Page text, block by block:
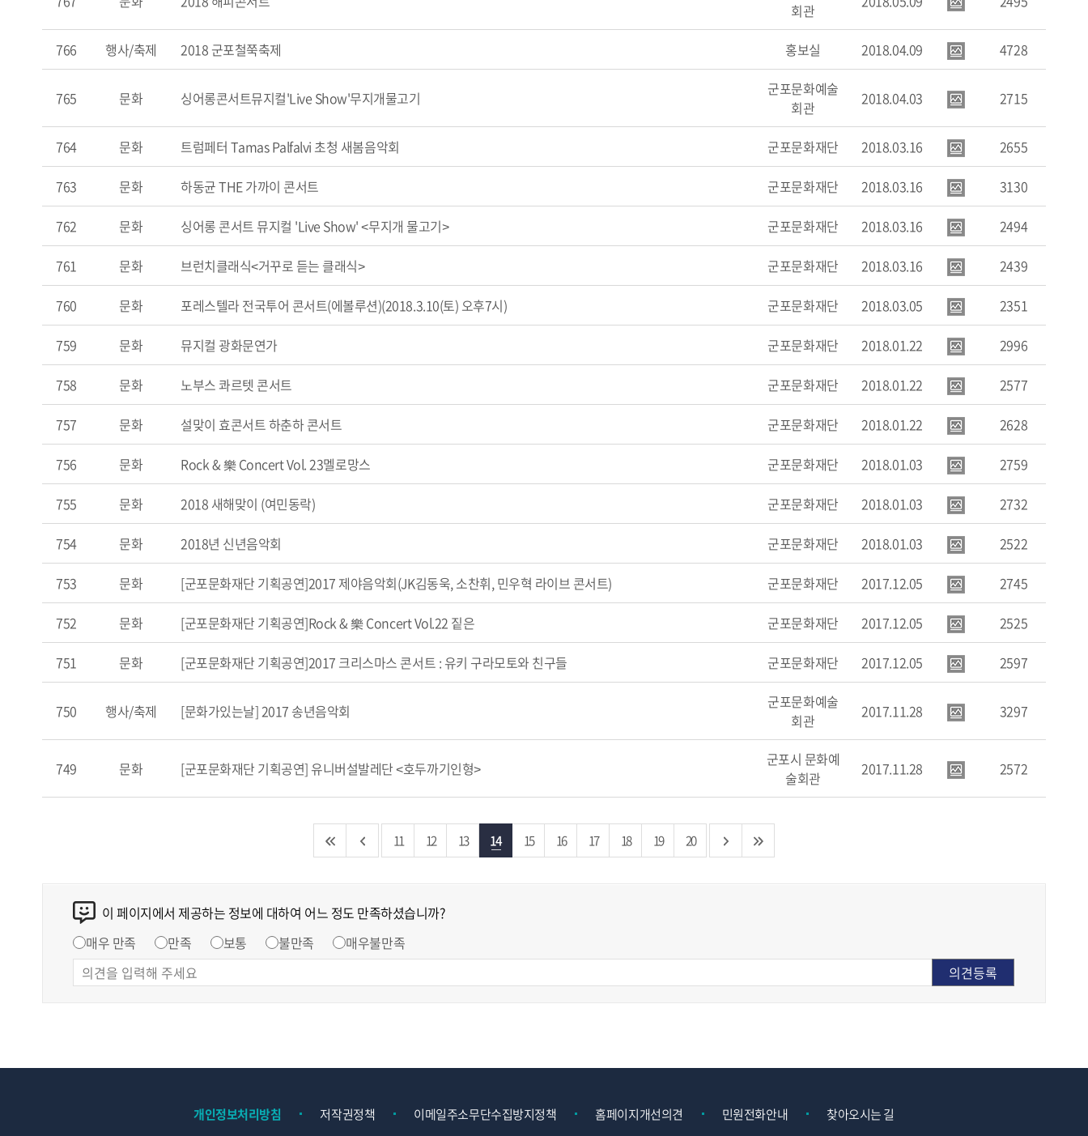
회관
766 행사/축제 2018 군포철쭉축제 홍보실 2018.04.09 4728
765 문화 싱어롱콘서트뮤지컬'Live Show'무지개물고기
군포문화예술
회관
2018.04.03 2715
764 문화 트럼페터 Tamas Palfalvi 초청 새봄음악회 군포문화재단 2018.03.16 2655
763 문화 하동균 THE 가까이 콘서트 군포문화재단 2018.03.16 3130
762 문화 싱어롱 콘서트 뮤지컬 'Live Show' <무지개 물고기> 군포문화재단 2018.03.16 2494
761 문화 브런치클래식<거꾸로 듣는 클래식> 군포문화재단 2018.03.16 2439
760 문화 포레스텔라 전국투어 콘서트(에볼루션)(2018.3.10(토) 오후7시) 군포문화재단 2018.03.05 2351
759 문화 뮤지컬 광화문연가 군포문화재단 2018.01.22 2996
758 문화 노부스 콰르텟 콘서트 군포문화재단 2018.01.22 2577
757 문화 설맞이 효콘서트 하춘하 콘서트 군포문화재단 2018.01.22 2628
756 문화 Rock & 樂 Concert Vol. 23멜로망스 군포문화재단 2018.01.03 2759
755 문화 2018 새해맞이 (여민동락) 군포문화재단 2018.01.03 2732
754 문화 2018년 신년음악회 군포문화재단 2018.01.03 2522
753 문화 [군포문화재단 기획공연]2017 제야음악회(JK김동욱, 소찬휘, 민우혁 라이브 콘서트) 군포문화재단 2017.12.05 2745
752 문화 [군포문화재단 기획공연]Rock & 樂 Concert Vol.22 짙은 군포문화재단 2017.12.05 2525
751 문화 [군포문화재단 기획공연]2017 크리스마스 콘서트 : 유키 구라모토와 친구들 군포문화재단 2017.12.05 2597
750 행사/축제 [문화가있는날] 2017 송년음악회
군포문화예술
회관
2017.11.28 3297
749 문화 [군포문화재단 기획공연] 유니버설발레단 <호두까기인형>
군포시 문화예
술회관
2017.11.28 2572
11 12 13 14 15 16 17 18 19 20
이 페이지에서 제공하는 정보에 대하여 어느 정도 만족하셨습니까?
매우 만족
만족 보통 불만족 매우불만족
개인정보처리방침 저작권정책 이메일주소무단수집방지정책 홈페이지개선의견 민원전화안내 찾아오시는 길